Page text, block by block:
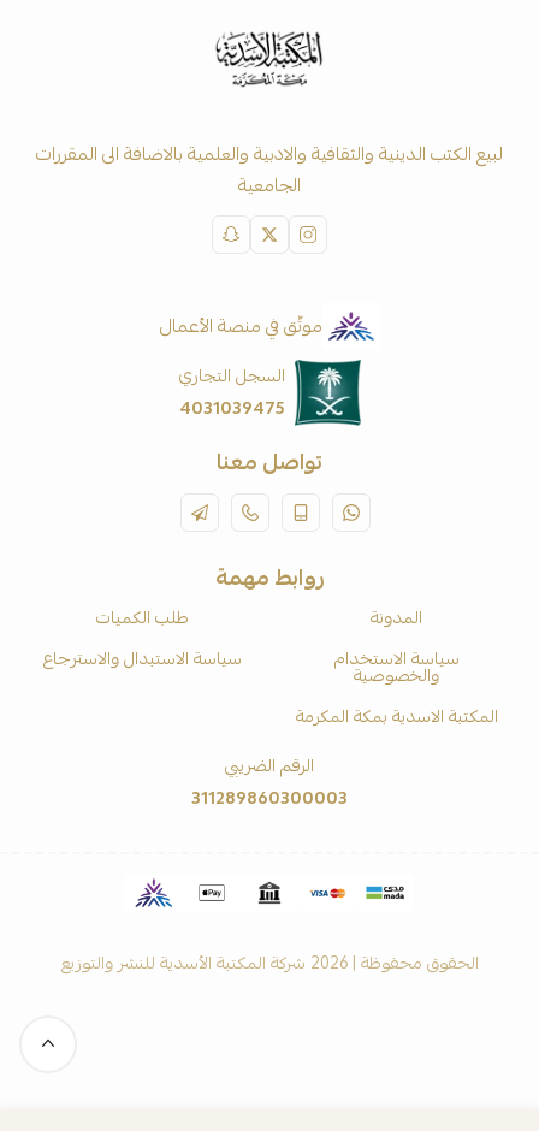
لبيع الكتب الدينية والثقافية والادبية والعلمية بالاضافة الى المقررات
الجامعية
موثّق في منصة الأعمال
السجل التجاري
4031039475
تواصل معنا
روابط مهمة
المدونة
طلب الكميات
سياسة الاستخدام
والخصوصية
سياسة الاستبدال والاسترجاع
المكتبة الاسدية بمكة المكرمة
الرقم الضريبي
311289860300003
الحقوق محفوظة | 2026 شركة المكتبة الأسدية للنشر والتوزيع